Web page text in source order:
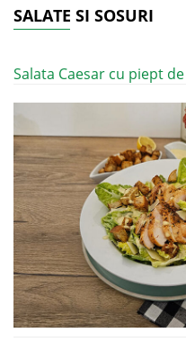
SALATE SI SOSURI
Salata Caesar cu piept